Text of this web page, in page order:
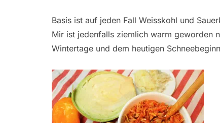
Basis ist auf jeden Fall Weisskohl und
Mir ist jedenfalls ziemlich warm geworden
Wintertage und dem heutigen